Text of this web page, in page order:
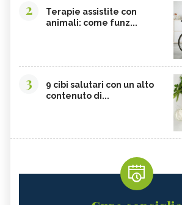
2
Terapie assistite con
animali: come funz...
3
9 cibi salutari con un alto
contenuto di...